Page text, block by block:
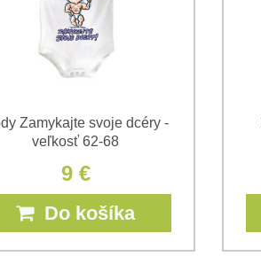
Zamykajte svoje dcéry -
veľkosť 62-68
9 €
Do košíka